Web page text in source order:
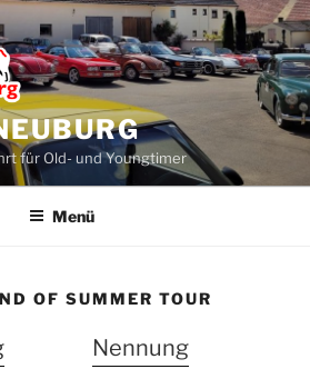
für Old- und Youngtimer
Menü
OF SUMMER TOUR
Nennung